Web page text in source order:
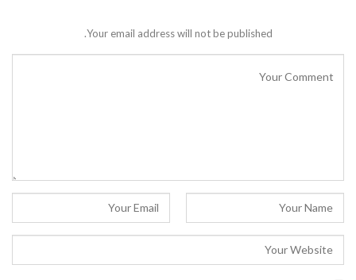
Your email address will not be published.